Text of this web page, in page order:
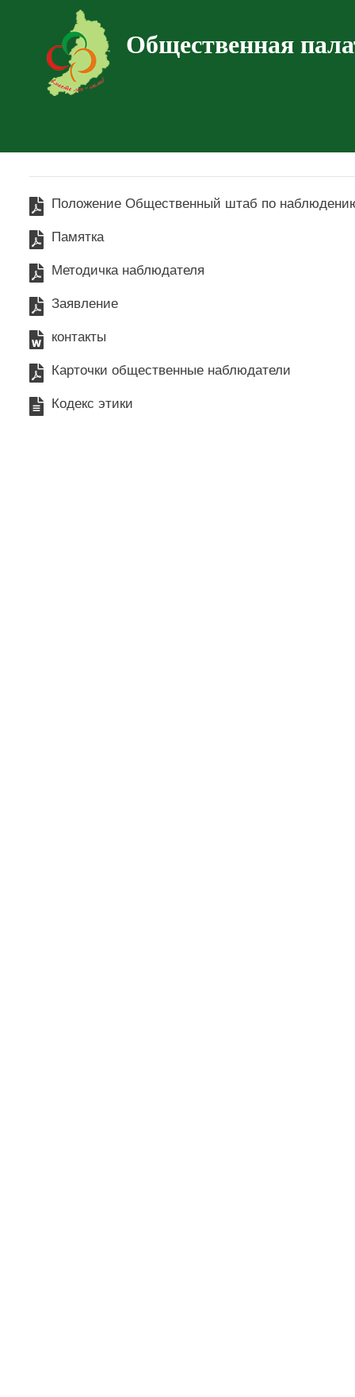
Общественная
Положение Общественный штаб по
Памятка
Методичка наблюдателя
Заявление
контакты
Карточки общественные наблюдатели
Кодекс этики